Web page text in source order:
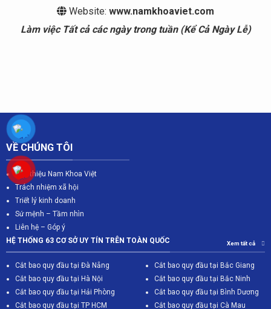
Website: www.namkhoaviet.com
Làm việc Tất cả các ngày trong tuần (Kể Cả Ngày Lễ)
VỀ CHÚNG TÔI
Giới thiệu Nam Khoa Việt
Trách nhiệm xã hội
Triết lý kinh doanh
Sứ mệnh – Tầm nhìn
Liên hệ – Góp ý
HỆ THỐNG 63 CƠ SỞ UY TÍN TRÊN TOÀN QUỐC
Xem tất cả
Cắt bao quy đầu tại Đà Nẵng
Cắt bao quy đầu tại Hà Nội
Cắt bao quy đầu tại Hải Phòng
Cắt bao quy đầu tại TP HCM
Cắt bao quy đầu tại Bắc Giang
Cắt bao quy đầu tại Bắc Ninh
Cắt bao quy đầu tại Bình Dương
Cắt bao quy đầu tại Cà Mau